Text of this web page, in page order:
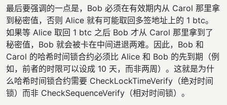
最后要强调的一点是，Bob 必须在有效期内从 Carol 那里拿
到秘密值，否则 Alice 就有可能取回多签地址上的 1 btc。
如果等 Alice 取回 1 btc 之后 Bob 才从 Carol 那里拿到了
秘密值，Bob 就会被卡在中间进退两难。因此，Bob 和
Carol 的哈希时间锁合约必须比 Alice 和 Bob 的先到期（例
如，前者的时限可以设成 10 天，而非两周）。这就是为什
么哈希时间锁合约需要 CheckLockTimeVerify（绝对时间
锁）而非 CheckSequenceVerify（相对时间锁）。